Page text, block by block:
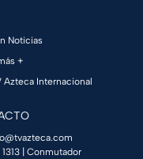
Noticias
+
Azteca Internacional
| Conmutador